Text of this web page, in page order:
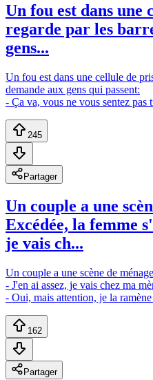
Un fou est dans une
regarde par les
gens...
Un fou est dans une cellule de
demande aux gens qui passent:
- Ça va, vous ne vous sentez pas
245
Partager
Un couple a une
Excédée, la femme
je vais ch...
Un couple a une scène de
- J'en ai assez, je vais chez ma
- Oui, mais attention, je la
162
Partager